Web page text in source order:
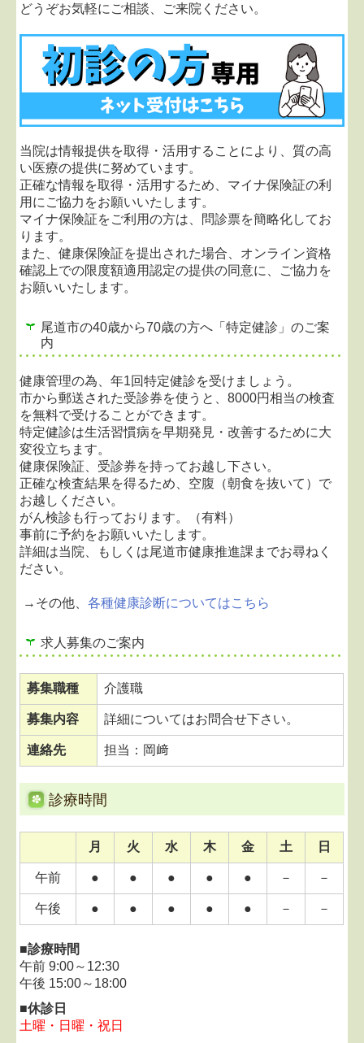
2023.05.22...令和5年5月8日以降の新型コロナウイ
ルス感染症対策について
令和5年5月8日より、新型コロナウイルス感染症が5
類に移行となりました。
37.5度以上の発熱や風邪症状などがあり、診察をご
希望される患者様は来院前にご連絡をお願いしま
また院内では感染対策として、サーモカメラで体温
測定をしていただくこと、マスクを着用していただ
くこと、手指の消毒をお願いしております。
皆様のご理解ご協力をよろしくお願いいたします。
2022.10.03...マイナ保険証の利用に、ご協力お願い
致します。
当院は情報提供を取得・活用することにより、質の
高い医療の提供に努めています。
利用にご協力をお願いいたします。
2022.05.25...令和4年6月2日より木曜日午前中の診
療を再開いたします。
休診しておりました木曜日午前中の診療は、6月よ
り完全予約制の検査日として再開いたします。
ご予約の方のみの受付となりますので、ご了承くだ
さい。
ご予約は、お電話で承っております。
皆様には大変ご不便をおかけしますが、ご理解の
程、宜しくお願い致します。
2022.04.19...マイナ受付に対応しています
令和4年4月より、保険証の代わりにマイナンバー
カードを使用するマイナ受付を開始いたしました。
マイナンバーカードを受付のカードリーダにかざす
だけでご利用いただけます。
尾道市立市民病院の外科に勤められている上塚大一
て診療して頂いておりましたが、令和4年4月1日か
ら毎月第1土曜日のみ
2022.03.03...当面の間、毎週木曜日は終日休診とさ
せていただきます。
当面の間、毎週木曜日は終日休診とさせていただき
ます。
皆様には大変ご不便をおかけしますが、ご理解の
程、よろしくお願い致します。
2021.07.01...受付終了時間変更のお知らせ
2021年7月7日より
受付終了時間を17:30
までとさせていただきます。
皆様には大変ご不便をおかけしますが、ご理解の
程、よろしくお願い致します。
医療法人社団杏佑会 笠井病院 院長
2021.07.01...お盆休みのお知らせ
8月12日（木）通常通り
8月13日（金）休診
どうぞお気軽にご相談、ご来院ください。
当院は情報提供を取得・活用することにより、質の高
い医療の提供に努めています。
正確な情報を取得・活用するため、マイナ保険証の利
用にご協力をお願いいたします。
マイナ保険証をご利用の方は、問診票を簡略化してお
ります。
また、健康保険証を提出された場合、オンライン資格
確認上での限度額適用認定の提供の同意に、ご協力を
お願いいたします。
尾道市の40歳から70歳の方へ「特定健診」のご案
内
健康管理の為、年1回特定健診を受けましょう。
市から郵送された受診券を使うと、8000円相当の検査
を無料で受けることができます。
特定健診は生活習慣病を早期発見・改善するために大
変役立ちます。
健康保険証、受診券を持ってお越し下さい。
正確な検査結果を得るため、空腹（朝食を抜いて）で
お越しください。
がん検診も行っております。（有料）
事前に予約をお願いいたします。
詳細は当院、もしくは尾道市健康推進課までお尋ねく
ださい。
→その他、各種健康診断についてはこちら
求人募集のご案内
募集職種 介護職
募集内容 詳細についてはお問合せ下さい。
連絡先 担当：岡﨑
診療時間
月 火 水 木 金 土 日
午前 ● ● ● ● ● － －
午後 ● ● ● ● ● － －
■診療時間
午前 9:00～12:30
午後 15:00～18:00
■休診日
土曜・日曜・祝日